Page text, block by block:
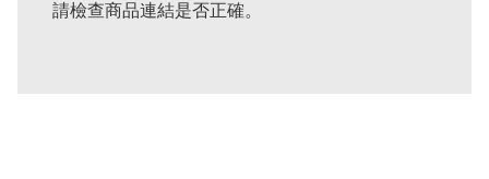
請檢查商品連結是否正確。